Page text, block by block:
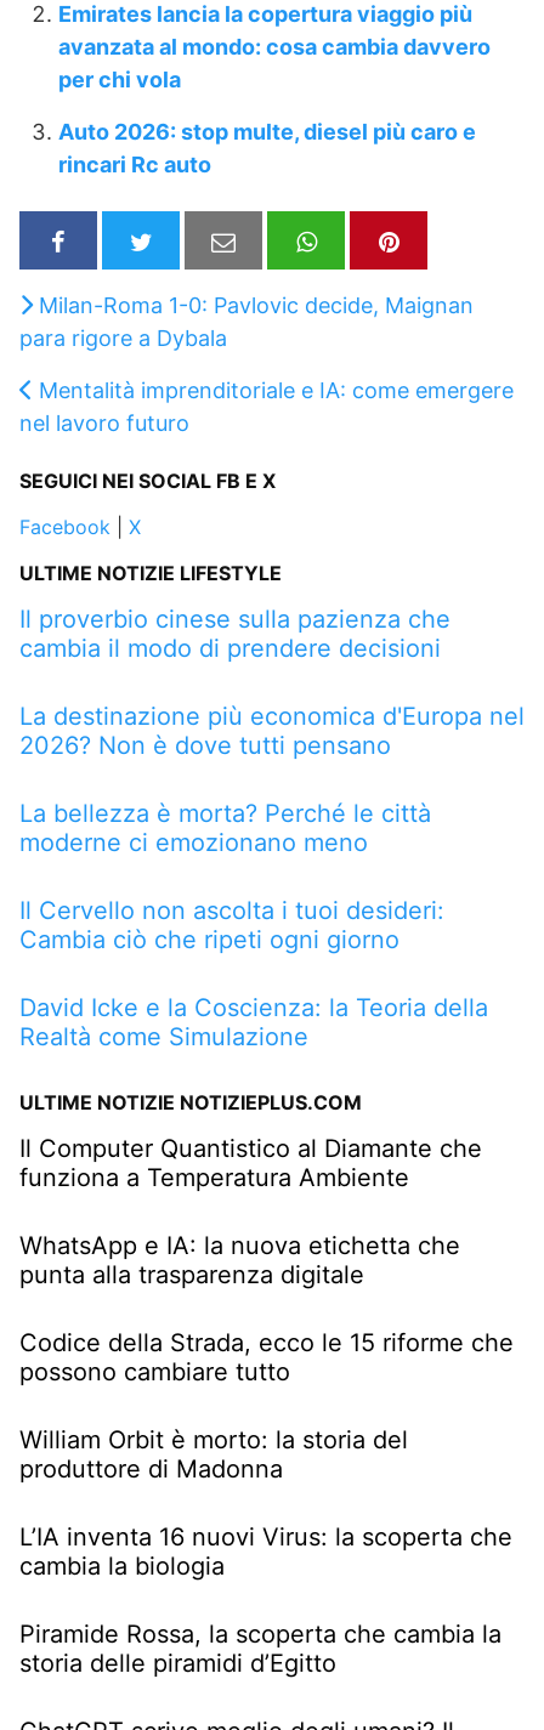
Emirates lancia la copertura viaggio più
avanzata al mondo: cosa cambia davvero
per chi vola
Auto 2026: stop multe, diesel più caro e
rincari Rc auto
Milan-Roma 1-0: Pavlovic decide, Maignan
para rigore a Dybala
Mentalità imprenditoriale e IA: come emergere
nel lavoro futuro
SEGUICI NEI SOCIAL FB E X
Facebook
X
ULTIME NOTIZIE LIFESTYLE
Il proverbio cinese sulla pazienza che
cambia il modo di prendere decisioni
La destinazione più economica d'Europa nel
2026? Non è dove tutti pensano
La bellezza è morta? Perché le città
moderne ci emozionano meno
Il Cervello non ascolta i tuoi desideri:
Cambia ciò che ripeti ogni giorno
David Icke e la Coscienza: la Teoria della
Realtà come Simulazione
ULTIME NOTIZIE NOTIZIEPLUS.COM
Il Computer Quantistico al Diamante che
funziona a Temperatura Ambiente
WhatsApp e IA: la nuova etichetta che
punta alla trasparenza digitale
Codice della Strada, ecco le 15 riforme che
possono cambiare tutto
William Orbit è morto: la storia del
produttore di Madonna
L’IA inventa 16 nuovi Virus: la scoperta che
cambia la biologia
Piramide Rossa, la scoperta che cambia la
storia delle piramidi d’Egitto